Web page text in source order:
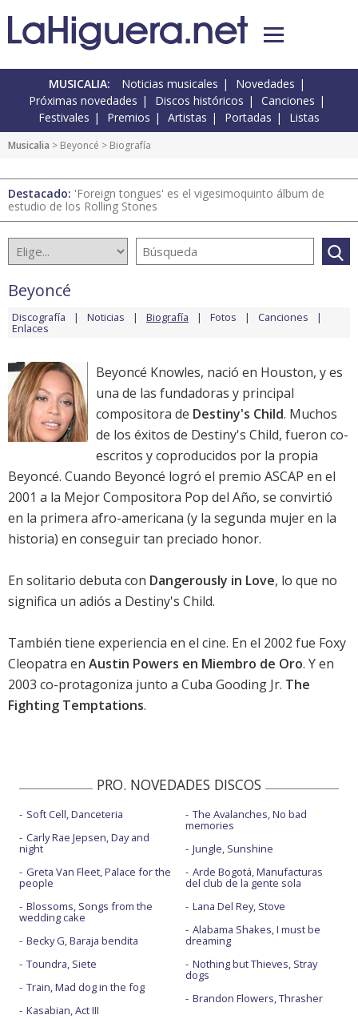
MUSICALIA: Noticias musicales
Novedades
Próximas novedades
Discos históricos
Canciones
Festivales
Premios Artistas Portadas Listas
Musicalia > Beyoncé > Biografía
Destacado: 'Foreign tongues' es el vigesimoquinto álbum de
estudio de los Rolling Stones
Beyoncé
Discografía Noticias Biografía Fotos Canciones
Enlaces
Beyoncé Knowles, nació en Houston, y es
una de las fundadoras y principal
compositora de Destiny's Child. Muchos
de los éxitos de Destiny's Child, fueron co-
escritos y coproducidos por la propia
Beyoncé. Cuando Beyoncé logró el premio ASCAP en el
2001 a la Mejor Compositora Pop del Año, se convirtió
en la primera afro-americana (y la segunda mujer en la
historia) en conseguir tan preciado honor.
En solitario debuta con Dangerously in Love, lo que no
significa un adiós a Destiny's Child.
También tiene experiencia en el cine. En el 2002 fue Foxy
Cleopatra en Austin Powers en Miembro de Oro. Y en
2003 co-protagoniza junto a Cuba Gooding Jr. The
Fighting Temptations.
PRO. NOVEDADES DISCOS
Soft Cell, Danceteria
Carly Rae Jepsen, Day and
night
Greta Van Fleet, Palace for the
people
Blossoms, Songs from the
wedding cake
Becky G, Baraja bendita
Toundra, Siete
Train, Mad dog in the fog
Kasabian, Act III
The Avalanches, No bad
memories
Jungle, Sunshine
Arde Bogotá, Manufacturas
del club de la gente sola
Lana Del Rey, Stove
Alabama Shakes, I must be
dreaming
Nothing but Thieves, Stray
dogs
Brandon Flowers, Thrasher